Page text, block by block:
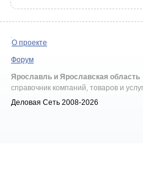
О проекте
Форум
Ярославль и Ярославская область
справочник компаний, товаров и услуг
Деловая Сеть 2008-2026